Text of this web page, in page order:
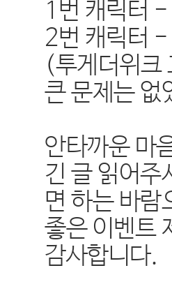
1 번 캐릭터 -
2번 캐릭터 -
(투게더위크
큰 문제는 없
안타까운 마
긴 글 읽어주
면 하는 바람
좋은 이벤트
감사합니다.